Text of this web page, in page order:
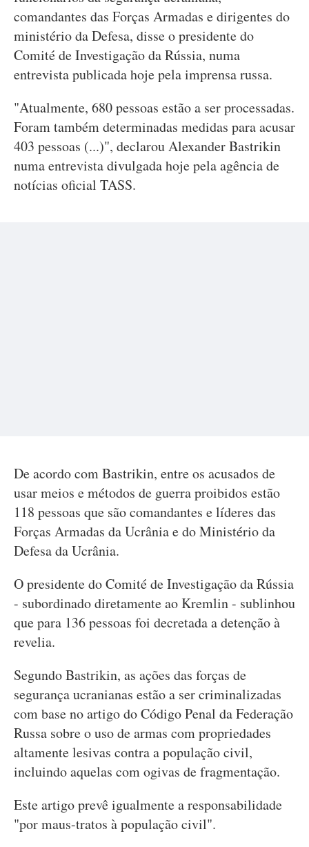
comandantes das Forças Armadas e dirigentes do
ministério da Defesa, disse o presidente do
Comité de Investigação da Rússia, numa
entrevista publicada hoje pela imprensa russa.
"Atualmente, 680 pessoas estão a ser processadas.
Foram também determinadas medidas para acusar
403 pessoas (...)", declarou Alexander Bastrikin
numa entrevista divulgada hoje pela agência de
notícias oficial TASS.
De acordo com Bastrikin, entre os acusados de
usar meios e métodos de guerra proibidos estão
118 pessoas que são comandantes e líderes das
Forças Armadas da Ucrânia e do Ministério da
Defesa da Ucrânia.
O presidente do Comité de Investigação da Rússia
- subordinado diretamente ao Kremlin - sublinhou
que para 136 pessoas foi decretada a detenção à
revelia.
Segundo Bastrikin, as ações das forças de
segurança ucranianas estão a ser criminalizadas
com base no artigo do Código Penal da Federação
Russa sobre o uso de armas com propriedades
altamente lesivas contra a população civil,
incluindo aquelas com ogivas de fragmentação.
Este artigo prevê igualmente a responsabilidade
"por maus-tratos à população civil".